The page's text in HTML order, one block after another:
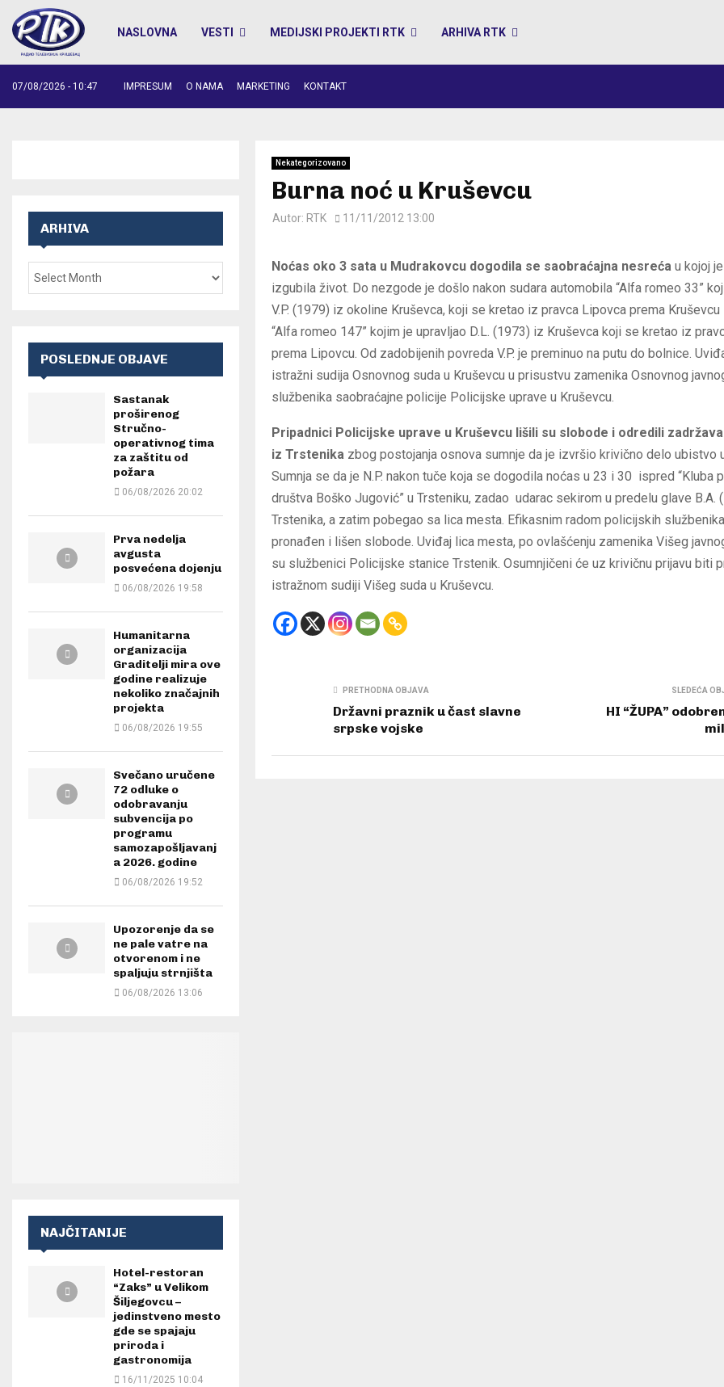
NASLOVNA VESTI MEDIJSKI PROJEKTI RTK ARHIVA RTK
07/08/2026 - 10:47 IMPRESUM O NAMA MARKETING KONTAKT
Nekategorizovano
Burna noć u Kruševcu
Autor: RTK 11/11/2012 13:00
Noćas oko 3 sata u Mudrakovcu dogodila se saobraćajna nesreća u kojoj
izgubila život. Do nezgode je došlo nakon sudara automobila “Alfa romeo 33”
V.P. (1979) iz okoline Kruševca, koji se kretao iz pravca Lipovca prema
“Alfa romeo 147” kojim je upravljao D.L. (1973) iz Kruševca koji se kretao iz
prema Lipovcu. Od zadobijenih povreda V.P. je preminuo na putu do bolnice.
istražni sudija Osnovnog suda u Kruševcu u prisustvu zamenika Osnovnog
službenika saobraćajne policije Policijske uprave u Kruševcu.
Pripadnici Policijske uprave u Kruševcu lišili su slobode i odredili
iz Trstenika zbog postojanja osnova sumnje da je izvršio krivično delo ubistvo
Sumnja se da je N.P. nakon tuče koja se dogodila noćas u 23 i 30 ispred “Kluba
društva Boško Jugović” u Trsteniku, zadao udarac sekirom u predelu glave B.A.
Trstenika, a zatim pobegao sa lica mesta. Efikasnim radom policijskih službenika
pronađen i lišen slobode. Uviđaj lica mesta, po ovlašćenju zamenika Višeg
su službenici Policijske stanice Trstenik. Osumnjičeni će uz krivičnu prijavu biti
istražnom sudiji Višeg suda u Kruševcu.
PRETHODNA OBJAVA
Državni praznik u čast slavne
srpske vojske
SLEDEĆA
HI “ŽUPA”
ARHIVA
POSLEDNJE OBJAVE
Sastanak
proširenog
Stručno-
operativnog tima
za zaštitu od
požara
06/08/2026 20:02
Prva nedelja
avgusta
posvećena dojenju
06/08/2026 19:58
Humanitarna
organizacija
Graditelji mira ove
godine realizuje
nekoliko značajnih
projekta
06/08/2026 19:55
Svečano uručene
72 odluke o
odobravanju
subvencija po
programu
samozapošljavanj
a 2026. godine
06/08/2026 19:52
Upozorenje da se
ne pale vatre na
otvorenom i ne
spaljuju strnjišta
06/08/2026 13:06
NAJČITANIJE
Hotel-restoran
“Zaks” u Velikom
Šiljegovcu –
jedinstveno mesto
gde se spajaju
priroda i
gastronomija
16/11/2025 10:04